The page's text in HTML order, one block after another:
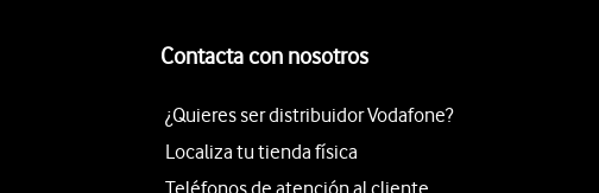
Contacta con nosotros
¿Quieres ser distribuidor Vodafone?
Localiza tu tienda física
Teléfonos de atención al cliente